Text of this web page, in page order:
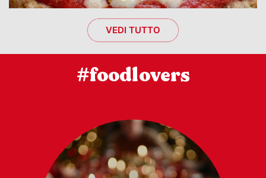
VEDI TUTTO
#foodlovers